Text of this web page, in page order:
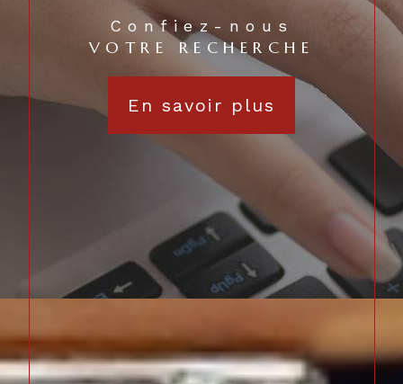
Confiez-nous
VOTRE RECHERCHE
En savoir plus